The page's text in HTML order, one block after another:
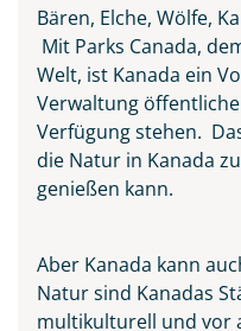
Bären, Elche, Wölfe,
Mit Parks Canada,
Welt, ist Kanada ein
Verwaltung
Verfügung stehen.
die Natur in Kanada
genießen kann.
Aber Kanada kann
Natur sind Kanadas
multikulturell und vor